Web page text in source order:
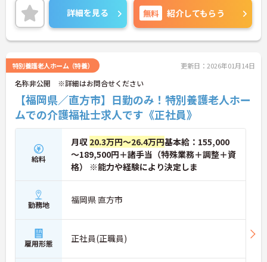
詳細を見る 無料 紹介してもらう
特別養護老人ホーム（特養） 更新日：2026年01月14日
名称非公開 ※詳細はお問合せください
【福岡県／直方市】日勤のみ！特別養護老人ホー
ムでの介護福祉士求人です《正社員》
給料
月収 20.3万円～26.4万円基本給：155,000
～189,500円＋諸手当（特殊業務＋調整＋資
格） ※能力や経験により決定しま
勤務地 福岡県 直方市
雇用形態 正社員(正職員)